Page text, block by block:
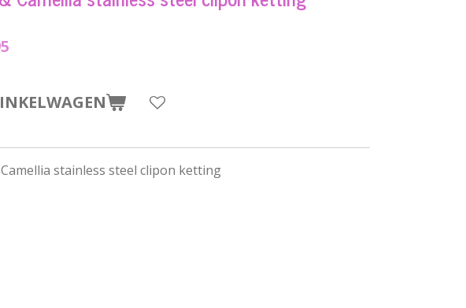
Camellia stainless steel clipon ketting